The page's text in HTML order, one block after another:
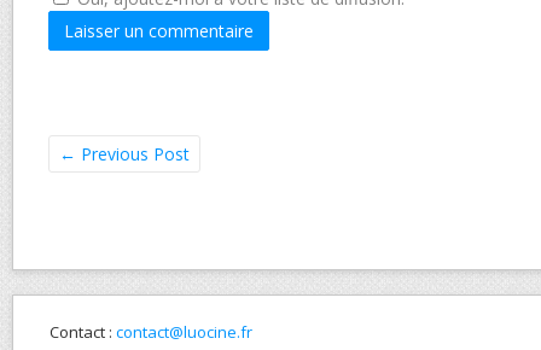
← Previous Post
Contact : contact@luocine.fr